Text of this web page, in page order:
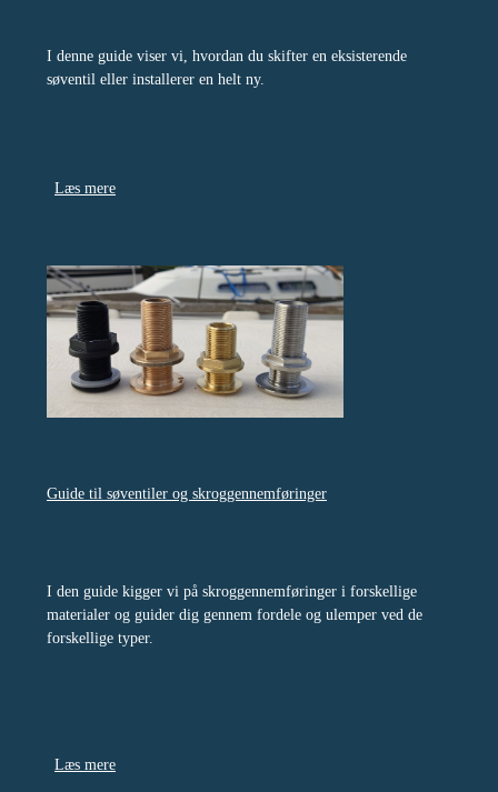
I denne guide viser vi, hvordan du skifter en eksisterende
søventil eller installerer en helt ny.
Læs mere
Guide til søventiler og skroggennemføringer
I den guide kigger vi på skroggennemføringer i forskellige
materialer og guider dig gennem fordele og ulemper ved de
forskellige typer.
Læs mere